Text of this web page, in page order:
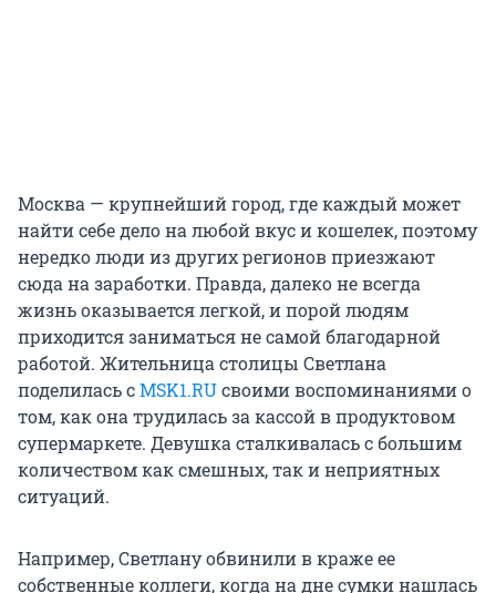
Москва — крупнейший город, где каждый может
найти себе дело на любой вкус и кошелек, поэтому
нередко люди из других регионов приезжают
сюда на заработки. Правда, далеко не всегда
жизнь оказывается легкой, и порой людям
приходится заниматься не самой благодарной
работой. Жительница столицы Светлана
поделилась сMSK1.RUсвоими воспоминаниями о
том, как она трудилась за кассой в продуктовом
супермаркете. Девушка сталкивалась с большим
количеством как смешных, так и неприятных
ситуаций.
Например, Светлану обвинили в краже ее
собственные коллеги, когда на дне сумки нашлась